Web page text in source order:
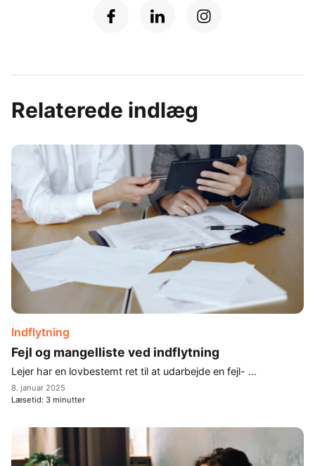
Relaterede indlæg
Indflytning
Fejl og mangelliste ved indflytning
Lejer har en lovbestemt ret til at udarbejde en fejl- ...
8. januar 2025
Læsetid: 3 minutter